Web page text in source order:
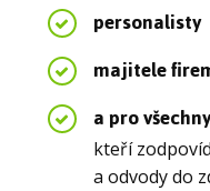
personalisty
majitele
a pro
kteří
a odvody do